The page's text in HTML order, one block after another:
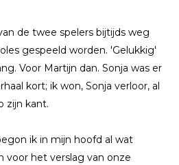
de twee spelers bijtijds weg
gespeeld worden. 'Gelukkig'
Voor Martijn dan. Sonja was er
kort; ik won, Sonja verloor, al
zijn kant.
ik in mijn hoofd al wat
voor het verslag van onze